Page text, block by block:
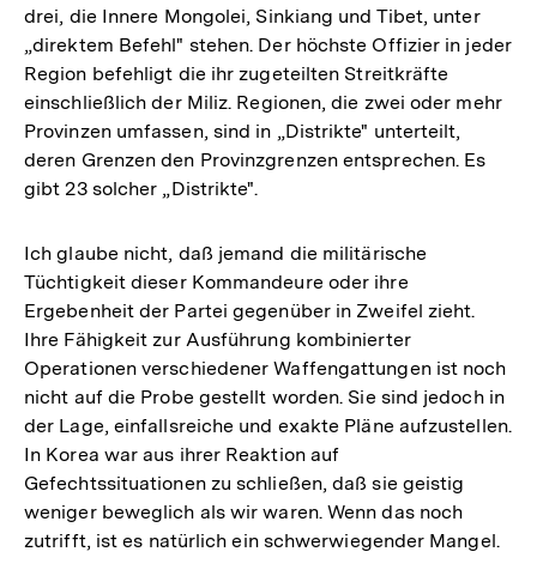
drei, die Innere Mongolei, Sinkiang und Tibet, unter
„direktem Befehl" stehen. Der höchste Offizier in jeder
Region befehligt die ihr zugeteilten Streitkräfte
einschließlich der Miliz. Regionen, die zwei oder mehr
Provinzen umfassen, sind in „Distrikte" unterteilt,
deren Grenzen den Provinzgrenzen entsprechen. Es
gibt 23 solcher „Distrikte".
Ich glaube nicht, daß jemand die militärische
Tüchtigkeit dieser Kommandeure oder ihre
Ergebenheit der Partei gegenüber in Zweifel zieht.
Ihre Fähigkeit zur Ausführung kombinierter
Operationen verschiedener Waffengattungen ist noch
nicht auf die Probe gestellt worden. Sie sind jedoch in
der Lage, einfallsreiche und exakte Pläne aufzustellen.
In Korea war aus ihrer Reaktion auf
Gefechtssituationen zu schließen, daß sie geistig
weniger beweglich als wir waren. Wenn das noch
zutrifft, ist es natürlich ein schwerwiegender Mangel.